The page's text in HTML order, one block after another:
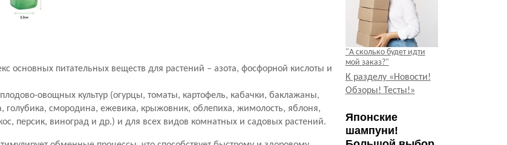
основных питательных веществ для растений – азота, фосфорной кислоты и
овощных культур (огурцы, томаты, картофель, кабачки, баклажаны,
голубика, смородина, ежевика, крыжовник, облепиха, жимолость, яблоня,
персик, виноград и др.) и для всех видов комнатных и садовых растений.
"А сколько будет идти
мой заказ?"
К разделу «Новости!
Обзоры! Тесты!»
Японские
шампуни!